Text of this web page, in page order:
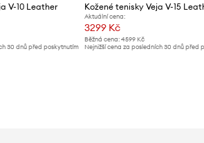
V-10 Leather
30 dnů před poskytnutím
Kožené tenisky Veja V-15
Aktuální cena:
3299 Kč
Běžná cena:4599 Kč
Nejnižší cena za posledních 30 dnů před